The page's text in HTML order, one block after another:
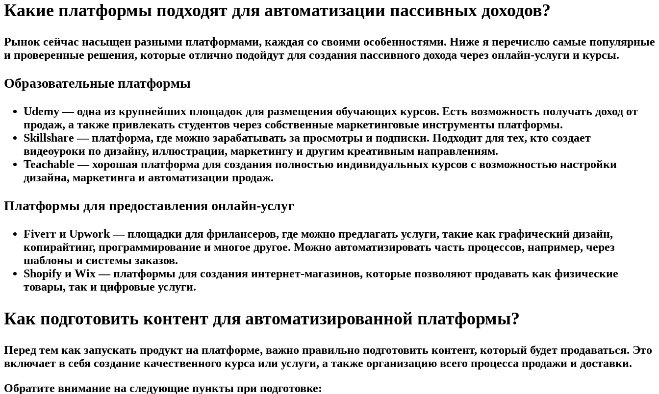
Какие платформы подходят для автоматизации пассивных доходов?
Рынок сейчас насыщен разными платформами, каждая со своими особенностями. Ниже я перечислю самые популярные
и проверенные решения, которые отлично подойдут для создания пассивного дохода через онлайн-услуги и курсы.
Образовательные платформы
Udemy — одна из крупнейших площадок для размещения обучающих курсов. Есть возможность получать доход от
продаж, а также привлекать студентов через собственные маркетинговые инструменты платформы.
Skillshare — платформа, где можно зарабатывать за просмотры и подписки. Подходит для тех, кто создает
видеоуроки по дизайну, иллюстрации, маркетингу и другим креативным направлениям.
Teachable — хорошая платформа для создания полностью индивидуальных курсов с возможностью настройки
дизайна, маркетинга и автоматизации продаж.
Платформы для предоставления онлайн-услуг
Fiverr и Upwork — площадки для фрилансеров, где можно предлагать услуги, такие как графический дизайн,
копирайтинг, программирование и многое другое. Можно автоматизировать часть процессов, например, через
шаблоны и системы заказов.
Shopify и Wix — платформы для создания интернет-магазинов, которые позволяют продавать как физические
товары, так и цифровые услуги.
Как подготовить контент для автоматизированной платформы?
Перед тем как запускать продукт на платформе, важно правильно подготовить контент, который будет продаваться. Это
включает в себя создание качественного курса или услуги, а также организацию всего процесса продажи и доставки.
Обратите внимание на следующие пункты при подготовке: